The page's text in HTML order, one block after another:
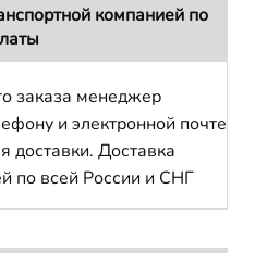
компанией по
заказа менеджер
и электронной почте
доставки. Доставка
по всей России и СНГ